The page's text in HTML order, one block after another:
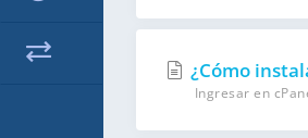
¿Cómo
Ingresar en